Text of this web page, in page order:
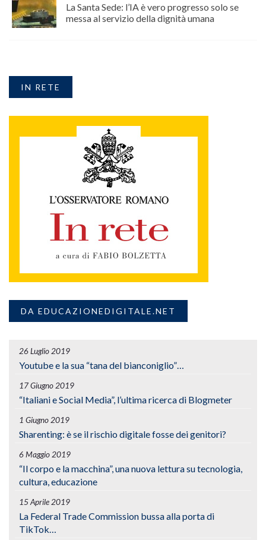
La Santa Sede: l’IA è vero progresso solo se
messa al servizio della dignità umana
IN RETE
DA EDUCAZIONEDIGITALE.NET
26 Luglio 2019
Youtube e la sua “tana del bianconiglio”…
17 Giugno 2019
“Italiani e Social Media”, l’ultima ricerca di Blogmeter
1 Giugno 2019
Sharenting: è se il rischio digitale fosse dei genitori?
6 Maggio 2019
“Il corpo e la macchina”, una nuova lettura su tecnologia,
cultura, educazione
15 Aprile 2019
La Federal Trade Commission bussa alla porta di
TikTok…